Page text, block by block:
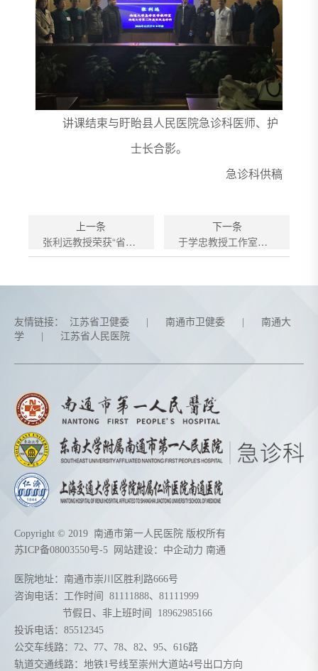
讲课结束与盱眙县人民医院急诊科医师、护
士长合影。
急诊科供稿
上一条
张利远教授荣获“省第四届百名医德之星”
下一条
于学忠教授工作室落户我科
友情链接： 江苏省卫健委 南通市卫健委
南通大
学
江苏省人民医院
Copyright © 2019 南通市第一人民医院 版权所有
苏ICP备08003550号-5 网站建设： 中企动力 南通
医院地址：南通市崇川区胜利路666号
咨询电话：工作时间 81111888、 81111999
节假日、非上班时间 18962985166
投诉电话：85512345
公交车线路：72、77、78、82、95、616路
轨道交通线路：地铁1号线至崇州大道站4号出口方向